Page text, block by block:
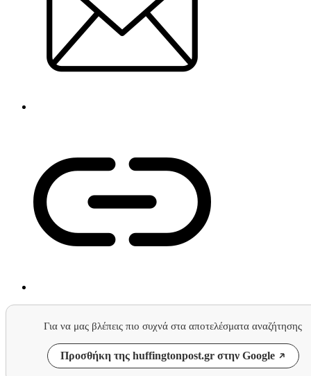
Για να μας βλέπεις πιο συχνά στα αποτελέσματα αναζήτησης
Προσθήκη της huffingtonpost.gr στην Google